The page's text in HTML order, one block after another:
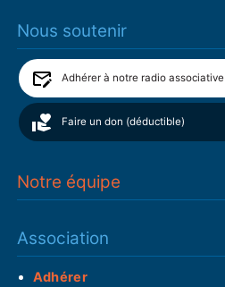
Nous soutenir
Adhérer à notre radio associative
Faire un don (déductible)
Notre équipe
Association
Adhérer